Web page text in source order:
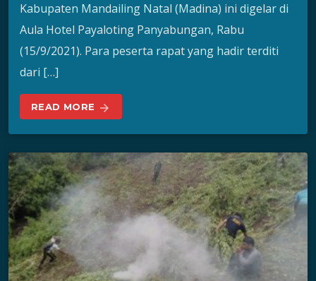
Kabupaten Mandailing Natal (Madina) ini digelar di
Aula Hotel Payaloting Panyabungan, Rabu
(15/9/2021). Para peserta rapat yang hadir terditi
dari […]
READ MORE arrow_forward